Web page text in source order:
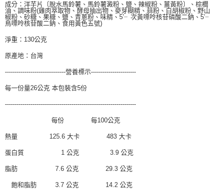
成分：洋芋片〔脫水馬鈴薯、馬鈴薯澱粉、鹽、辣椒粉、薑黃粉〕、棕櫚
油、調味粉(雞肉萃取物、酵母抽出物、麥芽糊精、蒜粉、白胡椒粉、野山
椒粉、砂糖、果糖、鹽、青蔥粉、味精、5’╴次黃嘌呤核苷磷酸二鈉、5’╴
鳥嘌呤核苷酸二鈉、食用黃色五號)
淨重：130公克
原產地：台灣
-------------------------------營養標示-----------------------
每一份量26公克 本包裝含5份
-------------------------------------------------------------------
每份 每100公克
熱量 125.6 大卡 483 大卡
蛋白質 1 公克 3.9 公克
脂肪 7.6 公克 29.3 公克
飽和脂肪 3.7 公克 14.2 公克